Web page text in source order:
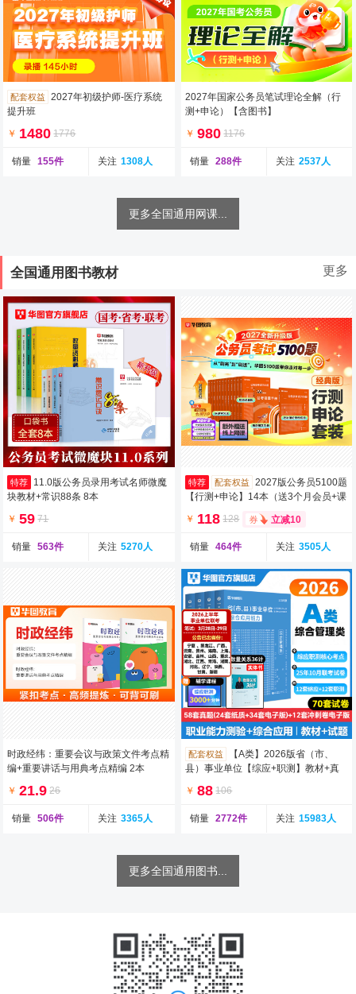
配套权益
2027年初级护师-医疗系统
提升班
￥ 1480 1776
销量 155件 关注 1308人
2027年国家公务员笔试理论全解（行
测+申论）【含图书】
￥ 980 1176
销量 288件 关注 2537人
更多全国通用网课...
更多
全国通用图书教材
特荐
11.0版公务员录用考试名师微魔
块教材+常识88条 8本
￥ 59 71
销量 563件 关注 5270人
特荐 配套权益
2027版公务员5100题
【行测+申论】14本（送3个月会员+课
￥ 118 128 立减10
销量 464件 关注 3505人
时政经纬：重要会议与政策文件考点精
编+重要讲话与用典考点精编 2本
￥ 21.9 26
销量 506件 关注 3365人
配套权益
【A类】2026版省（市、
县）事业单位【综应+职测】教材+真
￥ 88 106
销量 2772件 关注 15983人
更多全国通用图书...